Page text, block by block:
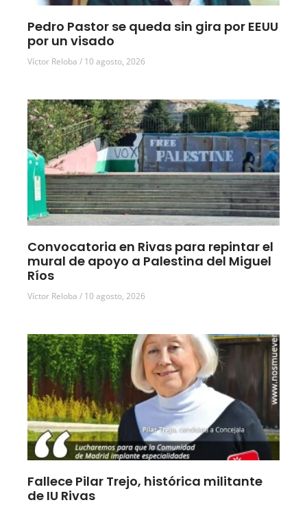
Pedro Pastor se queda sin gira por EEUU
por un visado
Víctor Reloba 10 agosto, 2026
Convocatoria en Rivas para repintar el
mural de apoyo a Palestina del Miguel
Ríos
Víctor Reloba 10 agosto, 2026
Fallece Pilar Trejo, histórica militante
de IU Rivas